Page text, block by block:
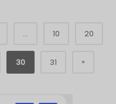
... 10 20
30 31 »